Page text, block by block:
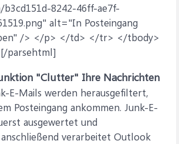
b3cd151d-8242-46ff-ae7f-
alt="In Posteingang
/> </p> </td> </tr> </tbody>
parsehtml]
"Clutter" Ihre Nachrichten
E-Mails werden herausgefiltert,
Posteingang ankommen. Junk-E-
ausgewertet und
verarbeitet Outlook